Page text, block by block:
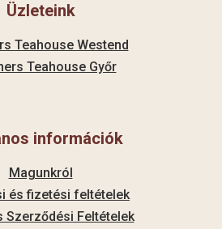
Üzleteink
Teahouse Westend
Teahouse Győr
információk
Magunkról
és fizetési feltételek
Szerződési Feltételek